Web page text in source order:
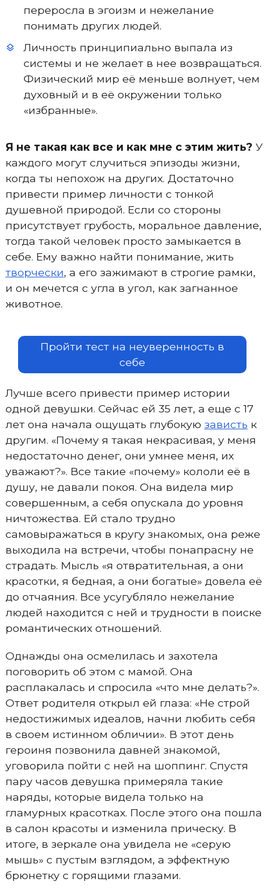
переросла в эгоизм и нежелание
понимать других людей.
Личность принципиально выпала из
системы и не желает в нее возвращаться.
Физический мир её меньше волнует, чем
духовный и в её окружении только
«избранные».
Я не такая как все и как мне с этим жить? У
каждого могут случиться эпизоды жизни,
когда ты непохож на других. Достаточно
привести пример личности с тонкой
душевной природой. Если со стороны
присутствует грубость, моральное давление,
тогда такой человек просто замыкается в
себе. Ему важно найти понимание, жить
творчески, а его зажимают в строгие рамки,
и он мечется с угла в угол, как загнанное
животное.
Пройти тест на неуверенность в
себе
Лучше всего привести пример истории
одной девушки. Сейчас ей 35 лет, а еще с 17
лет она начала ощущать глубокую зависть к
другим. «Почему я такая некрасивая, у меня
недостаточно денег, они умнее меня, их
уважают?». Все такие «почему» кололи её в
душу, не давали покоя. Она видела мир
совершенным, а себя опускала до уровня
ничтожества. Ей стало трудно
самовыражаться в кругу знакомых, она реже
выходила на встречи, чтобы понапрасну не
страдать. Мысль «я отвратительная, а они
красотки, я бедная, а они богатые» довела её
до отчаяния. Все усугубляло нежелание
людей находится с ней и трудности в поиске
романтических отношений.
Однажды она осмелилась и захотела
поговорить об этом с мамой. Она
расплакалась и спросила «что мне делать?».
Ответ родителя открыл ей глаза: «Не строй
недостижимых идеалов, начни любить себя
в своем истинном обличии». В этот день
героиня позвонила давней знакомой,
уговорила пойти с ней на шоппинг. Спустя
пару часов девушка примеряла такие
наряды, которые видела только на
гламурных красотках. После этого она пошла
в салон красоты и изменила прическу. В
итоге, в зеркале она увидела не «серую
мышь» с пустым взглядом, а эффектную
брюнетку с горящими глазами.